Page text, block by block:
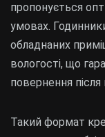
пропонується
умовах.
обладнаних
вологості, що
повернення
Такий формат